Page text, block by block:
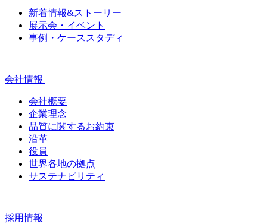
新着情報&ストーリー
展示会・イベント
事例・ケーススタディ
会社情報
会社概要
企業理念
品質に関するお約束
沿革
役員
世界各地の拠点
サステナビリティ
採用情報